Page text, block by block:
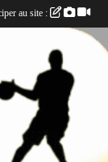
au site :